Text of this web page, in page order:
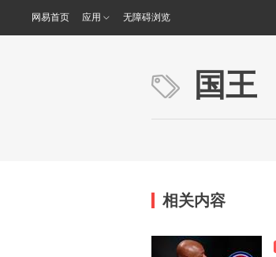
网易首页 应用 无障碍浏览
国王
相关内容